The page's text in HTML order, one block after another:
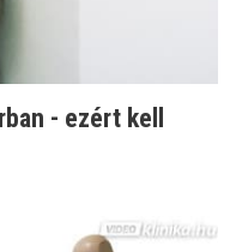
- ezért kell